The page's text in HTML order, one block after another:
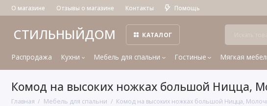
О магазине Отзывы о магазине Контакты Помощь
СТИЛЬНЫЙДОМ КАТАЛОГ
Распродажа Кухни Мебель для спальни Гостиные Мягкая
Комод на высоких ножках большой Ницца,
Главная Мебель для спальни Комод на высоких ножках большой Ницца,